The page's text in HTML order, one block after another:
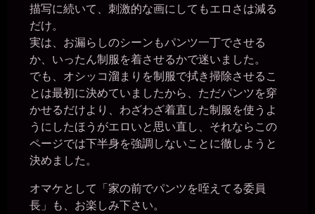
描写に続いて、刺激的な画にしてもエロさは減る
だけ。
実は、お漏らしのシーンもパンツ一丁でさせる
か、いったん制服を着させるかで迷いました。
でも、オシッコ溜まりを制服で拭き掃除させるこ
とは最初に決めていましたから、ただパンツを穿
かせるだけより、わざわざ着直した制服を使うよ
うにしたほうがエロいと思い直し、それならこの
ページでは下半身を強調しないことに徹しようと
決めました。
オマケとして「家の前でパンツを咥えてる委員
長」も、お楽しみ下さい。
一枚の銀貨
2026年6月28日 - 22:10
投稿できた！
一枚の銀貨
2026年6月28日 - 22:10
ではでは～(´∀｀*)ﾉｼ ﾊﾞｲﾊﾞｲ
miiki0119
2026年6月28日 - 22:11
一枚の銀貨様、おやすみなさい。。
miiki0119
2026年7月1日 - 18:35
Dr-D様、こんばんは
miiki0119
2026年7月1日 - 23:23
BZM研究所様、こんばんは